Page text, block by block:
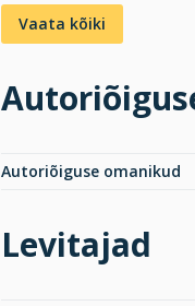
Vaata kõiki
Autoriõiguse omanikud
Levitajad